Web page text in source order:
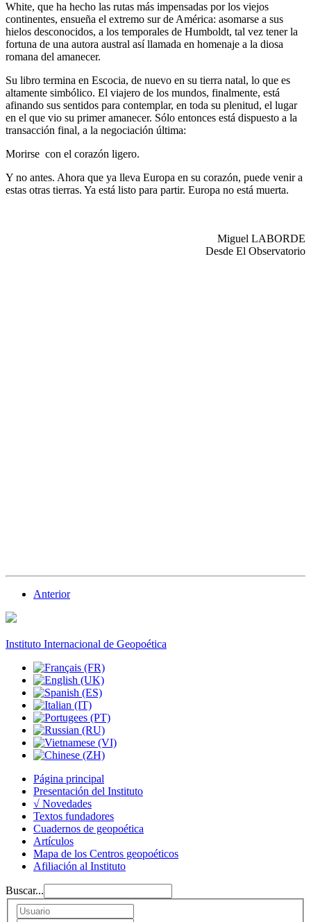
White, que ha hecho las rutas más impensadas por los viejos
continentes, ensueña el extremo sur de América: asomarse a sus
hielos desconocidos, a los temporales de Humboldt, tal vez tener la
fortuna de una autora austral así llamada en homenaje a la diosa
romana del amanecer.
Su libro termina en Escocia, de nuevo en su tierra natal, lo que es
altamente simbólico. El viajero de los mundos, finalmente, está
afinando sus sentidos para contemplar, en toda su plenitud, el lugar
en el que vio su primer amanecer. Sólo entonces está dispuesto a la
transacción final, a la negociación última:
Morirse con el corazón ligero.
Y no antes. Ahora que ya lleva Europa en su corazón, puede venir a
estas otras tierras. Ya está listo para partir. Europa no está muerta.
Miguel LABORDE
Desde El Observatorio
Anterior
Instituto Internacional de Geopoética
Página principal
Presentación del Instituto
√ Novedades
Textos fundadores
Cuadernos de geopoética
Artículos
Mapa de los Centros geopoéticos
Afiliación al Instituto
Buscar...